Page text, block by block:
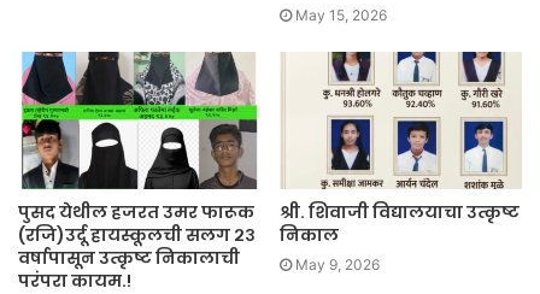
May 15, 2026
पुसद येथील हजरत उमर फारूक
(रजि)उर्दू हायस्कूलची सलग २३
वर्षापासून उत्कृष्ट निकालाची
परंपरा कायम.!
श्री. शिवाजी विद्यालयाचा उत्कृष्ट
निकाल
May 9, 2026